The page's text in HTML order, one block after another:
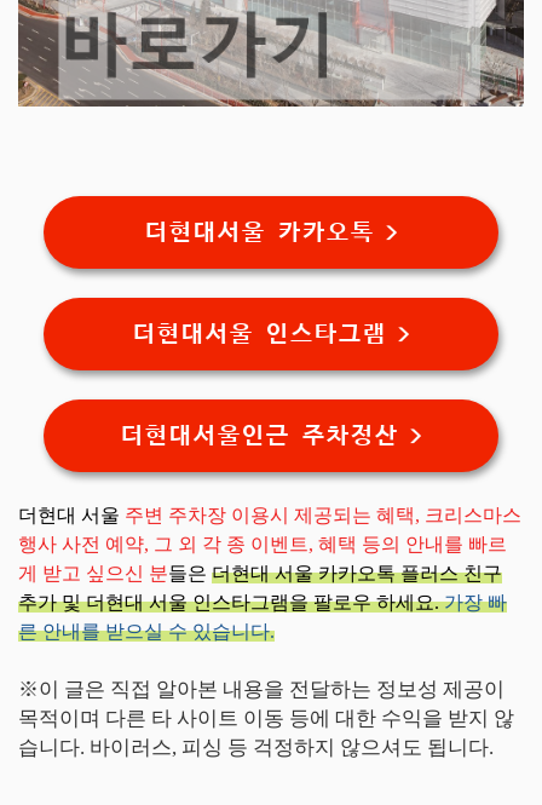
더현대서울 카카오톡 >
더현대서울 인스타그램 >
더현대서울인근 주차정산 >
더현대 서울 주변 주차장 이용시 제공되는 혜택, 크리스마스
행사 사전 예약, 그 외 각 종 이벤트, 혜택 등의 안내를 빠르
게 받고 싶으신 분들은 더현대 서울 카카오톡 플러스 친구
추가 및 더현대 서울 인스타그램을 팔로우 하세요.가장 빠
른 안내를 받으실 수 있습니다.
※이 글은 직접 알아본 내용을 전달하는 정보성 제공이
목적이며 다른 타 사이트 이동 등에 대한 수익을 받지 않
습니다. 바이러스, 피싱 등 걱정하지 않으셔도 됩니다.